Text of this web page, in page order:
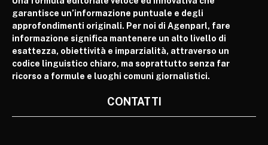
garantisce un’informazione puntuale e degli
approfondimenti originali. Per noi di Agenparl, fare
informazione significa mantenere un alto livello di
esattezza, obiettività e imparzialità, attraverso un
codice linguistico chiaro, ma soprattutto senza far
ricorso a formule e luoghi comuni giornalistici.
CONTATTI